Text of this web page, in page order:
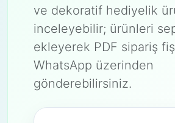
ve dekoratif hediyelik
inceleyebilir; ürünleri
ekleyerek PDF sipariş
WhatsApp üzerinden
gönderebilirsiniz.